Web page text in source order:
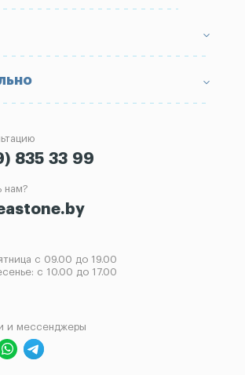
товара
могил
835 33 99
нам?
с 09.00 до 19.00
с 10.00 до 17.00
и мессенджеры